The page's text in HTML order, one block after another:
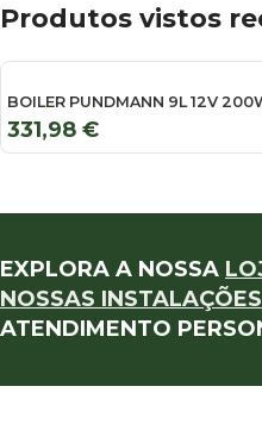
Produtos vistos
BOILER PUNDMANN 9L 12V
331,98 €
EXPLORA A NOSSA
NOSSAS INSTALAÇÕES
ATENDIMENTO